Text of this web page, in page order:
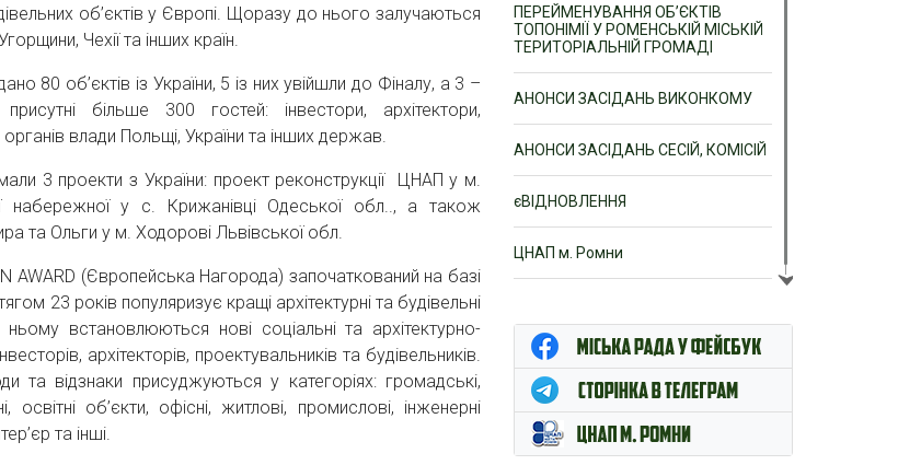
об’єктів у Європі. Щоразу до нього залучаються
Чехії та інших країн.
об’єктів із України, 5 із них увійшли до Фіналу, а 3 –
більше 300 гостей: інвестори, архітектори,
влади Польщі, України та інших держав.
проекти з України: проект реконструкції ЦНАП у м.
набережної у с. Крижанівці Одеської обл.., а також
та Ольги у м. Ходорові Львівської обл.
(Європейська Нагорода) започаткований на базі
23 років популяризує кращі архітектурні та будівельні
встановлюються нові соціальні та архітектурно-
архітекторів, проектувальників та будівельників.
відзнаки присуджуються у категоріях: громадські,
освітні об’єкти, офісні, житлові, промислові, інженерні
та інші.
ПЕРЕЙМЕНУВАННЯ ОБ’ЄКТІВ
ТОПОНІМІЇ У РОМЕНСЬКІЙ МІСЬКІЙ
ТЕРИТОРІАЛЬНІЙ ГРОМАДІ
АНОНСИ ЗАСІДАНЬ ВИКОНКОМУ
АНОНСИ ЗАСІДАНЬ СЕСІЙ, КОМІСІЙ
єВІДНОВЛЕННЯ
ЦНАП м. Ромни